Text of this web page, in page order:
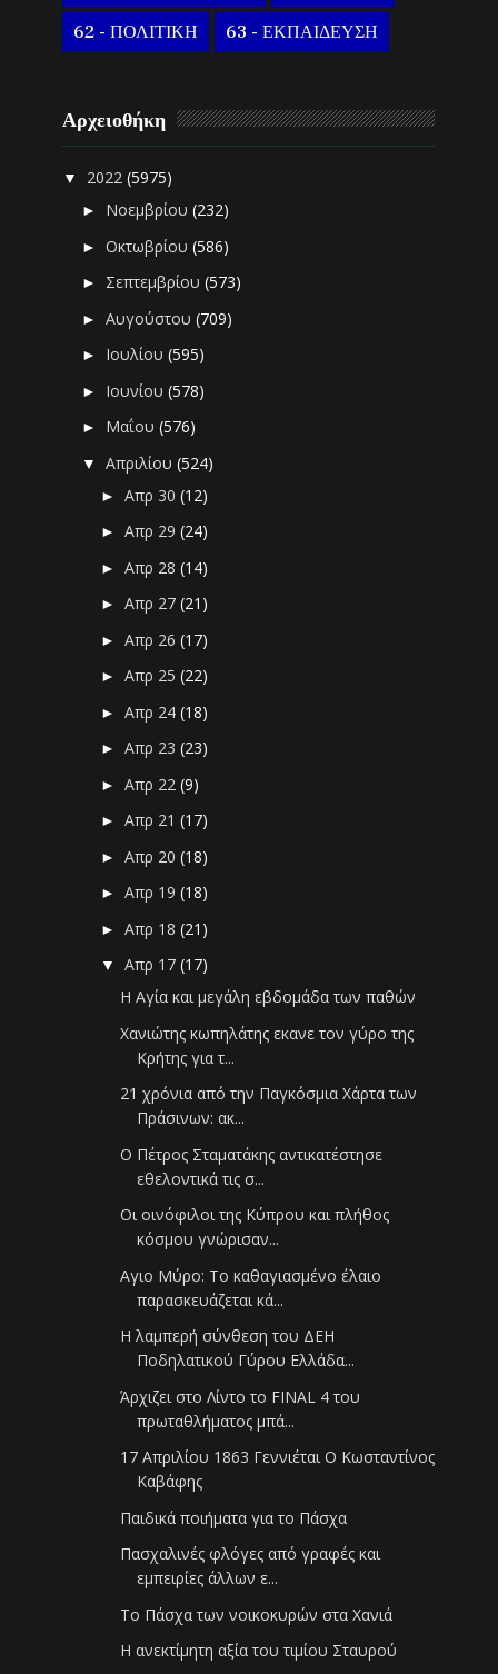
62 - ΠΟΛΙΤΙΚΗ 63 - ΕΚΠΑΙΔΕΥΣΗ
Αρχειοθήκη
▼ 2022(5975)
► Νοεμβρίου(232)
►Οκτωβρίου(586)
► Σεπτεμβρίου(573)
►Αυγούστου(709)
► Ιουλίου(595)
► Ιουνίου(578)
► Μαΐου(576)
▼Απριλίου(524)
►Απρ 30(12)
►Απρ 29(24)
►Απρ 28(14)
►Απρ 27(21)
►Απρ 26(17)
►Απρ 25(22)
►Απρ 24(18)
►Απρ 23(23)
►Απρ 22(9)
►Απρ 21(17)
►Απρ 20(18)
►Απρ 19(18)
►Απρ 18(21)
▼Απρ 17(17)
Η Αγία και μεγάλη εβδομάδα των παθών
Χανιώτης κωπηλάτης εκανε τον γύρο της
Κρήτης για τ...
21 χρόνια από την Παγκόσμια Χάρτα των
Πράσινων: ακ...
Ο Πέτρος Σταματάκης αντικατέστησε
εθελοντικά τις σ...
Οι οινόφιλοι της Κύπρου και πλήθος
κόσμου γνώρισαν...
Aγιο Μύρο: Το καθαγιασμένο έλαιο
παρασκευάζεται κά...
Η λαμπερή σύνθεση του ΔΕΗ
Ποδηλατικού Γύρου Ελλάδα...
Άρχιζει στο Λίντο το FINAL 4 του
πρωταθλήματος μπά...
17 Απριλίου 1863 Γεννιέται Ο Κωσταντίνος
Καβάφης
Παιδικά ποιήματα για το Πάσχα
Πασχαλινές φλόγες από γραφές και
εμπειρίες άλλων ε...
Το Πάσχα των νοικοκυρών στα Χανιά
Η ανεκτίμητη αξία του τιμίου Σταυρού